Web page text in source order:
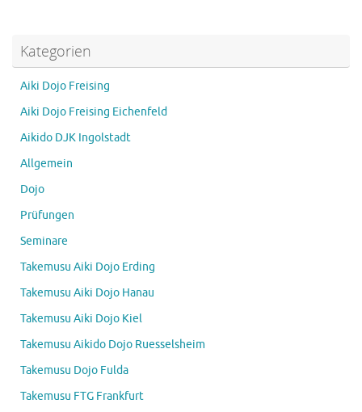
Kategorien
Aiki Dojo Freising
Aiki Dojo Freising Eichenfeld
Aikido DJK Ingolstadt
Allgemein
Dojo
Prüfungen
Seminare
Takemusu Aiki Dojo Erding
Takemusu Aiki Dojo Hanau
Takemusu Aiki Dojo Kiel
Takemusu Aikido Dojo Ruesselsheim
Takemusu Dojo Fulda
Takemusu FTG Frankfurt